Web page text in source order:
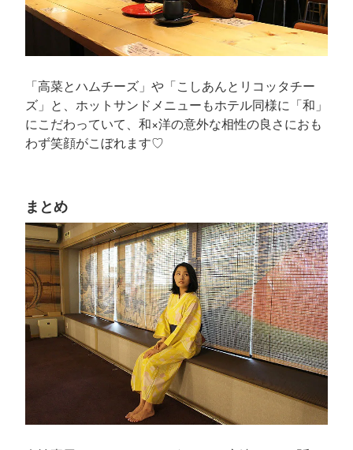
「高菜とハムチーズ」や「こしあんとリコッタチー
ズ」と、ホットサンドメニューもホテル同様に「和」
にこだわっていて、和×洋の意外な相性の良さにおも
わず笑顔がこぼれます♡
まとめ